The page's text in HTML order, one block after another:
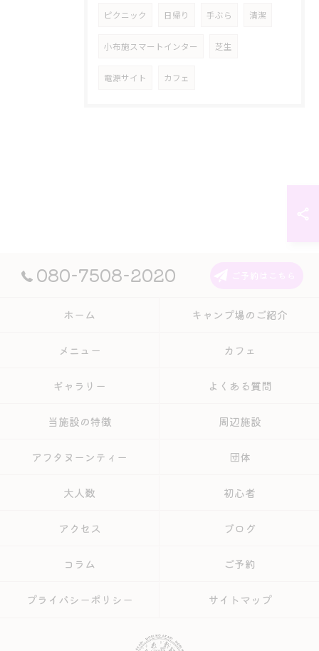
ピクニック 日帰り 手ぶら 清潔
小布施スマートインター 芝生
電源サイト カフェ
080-7508-2020
ホーム キャンプ場のご紹介
メニュー カフェ
ギャラリー よくある質問
当施設の特徴 周辺施設
アフタヌーンティー 団体
大人数 初心者
アクセス ブログ
コラム ご予約
プライバシーポリシー サイトマップ